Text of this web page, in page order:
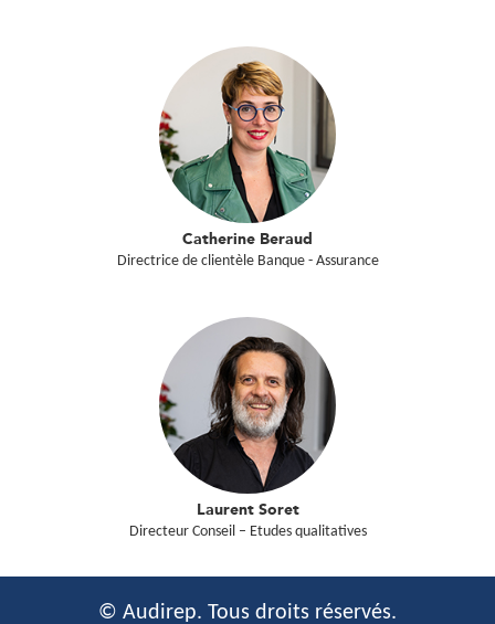
Catherine Beraud
Directrice de clientèle Banque - Assurance
Laurent Soret
Directeur Conseil – Etudes qualitatives
© Audirep. Tous droits réservés.